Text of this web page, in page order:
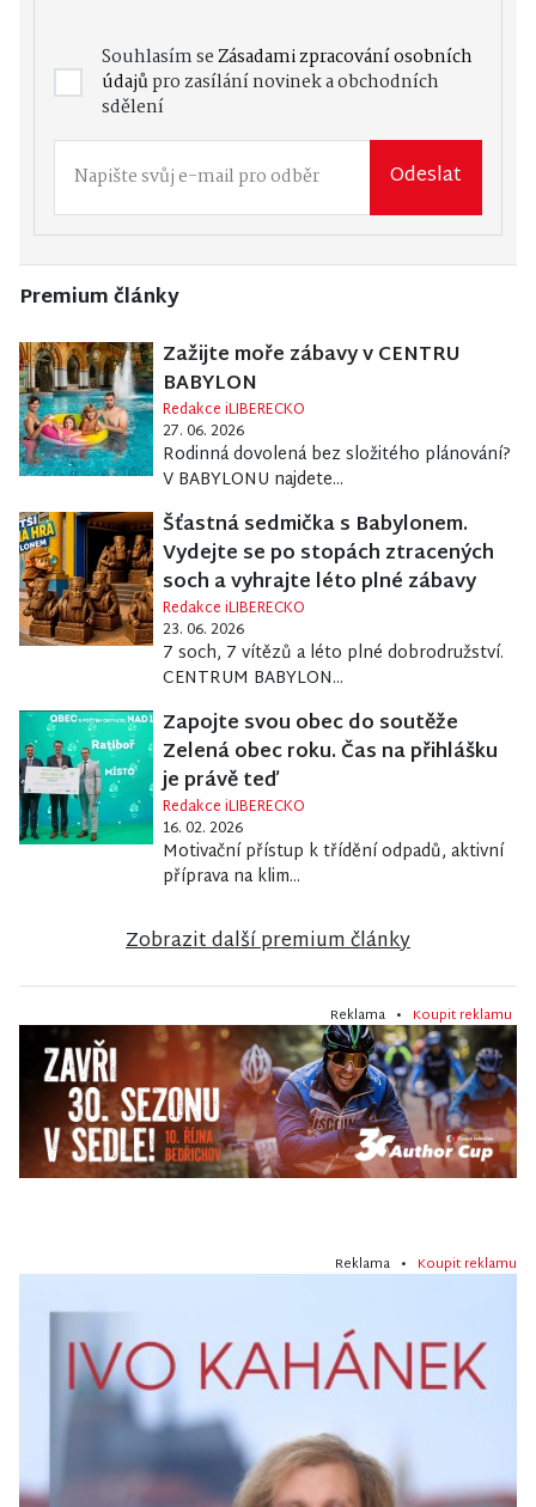
Souhlasím seZásadami zpracování osobních
údajůpro zasílání novinek a obchodních
sdělení
Odeslat
Premium články
Zažijte moře zábavy v CENTRU
BABYLON
Redakce iLIBERECKO
27. 06. 2026
Rodinná dovolená bez složitého plánování?
V BABYLONU najdete...
Šťastná sedmička s Babylonem.
Vydejte se po stopách ztracených
soch a vyhrajte léto plné zábavy
Redakce iLIBERECKO
23. 06. 2026
7 soch, 7 vítězů a léto plné dobrodružství.
CENTRUM BABYLON...
Zapojte svou obec do soutěže
Zelená obec roku. Čas na přihlášku
je právě teď
Redakce iLIBERECKO
16. 02. 2026
Motivační přístup k třídění odpadů, aktivní
příprava na klim...
Zobrazit další premium články
Reklama • Koupit reklamu
Reklama • Koupit reklamu